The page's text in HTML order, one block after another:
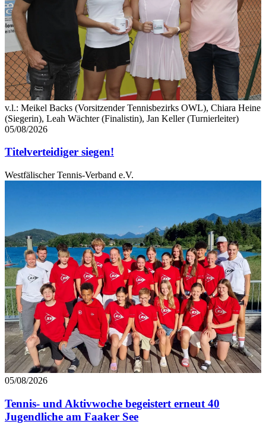
v.l.: Meikel Backs (Vorsitzender Tennisbezirks OWL), Chiara Heine
(Siegerin), Leah Wächter (Finalistin), Jan Keller (Turnierleiter)
05/08/2026
Titelverteidiger siegen!
Westfälischer Tennis-Verband e.V.
05/08/2026
Tennis- und Aktivwoche begeistert erneut 40
Jugendliche am Faaker See